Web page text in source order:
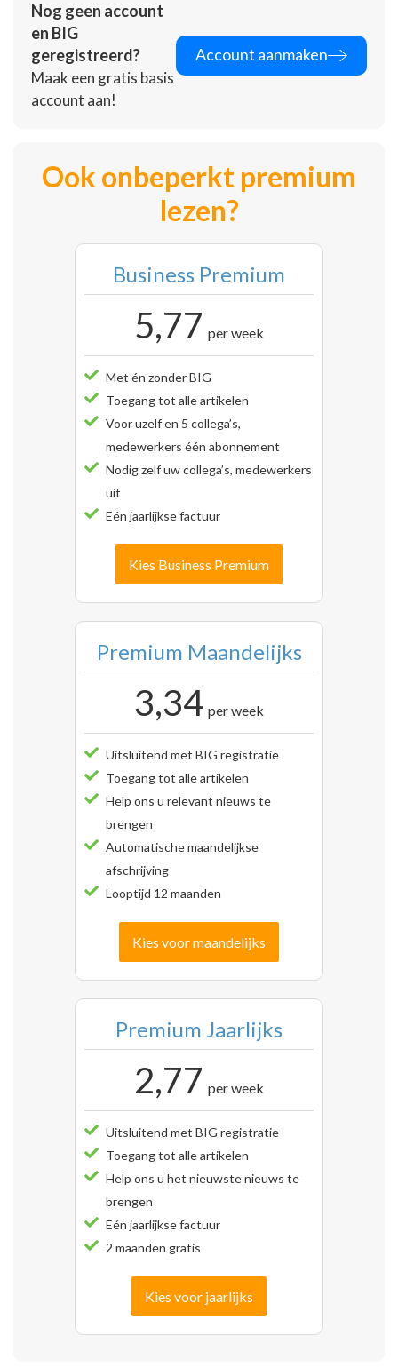
Nog geen account
en BIG
geregistreerd?
Maak een gratis basis
account aan!
Account aanmaken
Ook onbeperkt premium
lezen?
Business Premium
5,77 per week
Met én zonder BIG
Toegang tot alle artikelen
Voor uzelf en 5 collega’s,
medewerkers één abonnement
Nodig zelf uw collega’s, medewerkers
uit
Eén jaarlijkse factuur
Kies Business Premium
Premium Maandelijks
3,34 per week
Uitsluitend met BIG registratie
Toegang tot alle artikelen
Help ons u relevant nieuws te
brengen
Automatische maandelijkse
afschrijving
Looptijd 12 maanden
Kies voor maandelijks
Premium Jaarlijks
2,77 per week
Uitsluitend met BIG registratie
Toegang tot alle artikelen
Help ons u het nieuwste nieuws te
brengen
Eén jaarlijkse factuur
2 maanden gratis
Kies voor jaarlijks